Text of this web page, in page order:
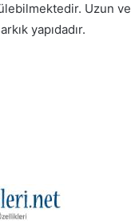
Uzun ve
yapıdadır.